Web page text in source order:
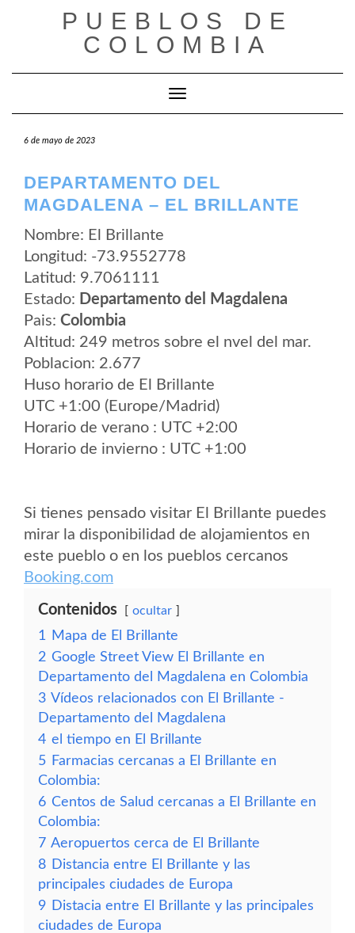
PUEBLOS DE
COLOMBIA
Cambiar modo de navegación
6 de mayo de 2023
DEPARTAMENTO DEL
MAGDALENA – EL BRILLANTE
Nombre: El Brillante
Longitud: -73.9552778
Latitud: 9.7061111
Estado: Departamento del Magdalena
Pais: Colombia
Altitud: 249 metros sobre el nvel del mar.
Poblacion: 2.677
Huso horario de El Brillante
UTC +1:00 (Europe/Madrid)
Horario de verano : UTC +2:00
Horario de invierno : UTC +1:00
Si tienes pensado visitar El Brillante puedes
mirar la disponibilidad de alojamientos en
este pueblo o en los pueblos cercanos
Booking.com
Contenidos ocultar
1
Mapa de El Brillante
2 Google Street View El Brillante en
Departamento del Magdalena en Colombia
3 Vídeos relacionados con El Brillante -
Departamento del Magdalena
4 el tiempo en El Brillante
5 Farmacias cercanas a El Brillante en
Colombia:
6 Centos de Salud cercanas a El Brillante en
Colombia:
7 Aeropuertos cerca de El Brillante
8 Distancia entre El Brillante y las
principales ciudades de Europa
9 Distacia entre El Brillante y las principales
ciudades de Europa